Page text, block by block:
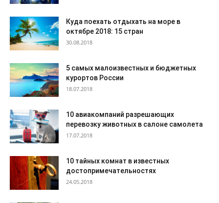
Куда поехать отдыхать на море в
октябре 2018: 15 стран
30.08.2018
5 самых малоизвестных и бюджетных
курортов России
18.07.2018
10 авиакомпаний разрешающих
перевозку животных в салоне самолета
17.07.2018
10 тайных комнат в известных
достопримечательностях
24.05.2018